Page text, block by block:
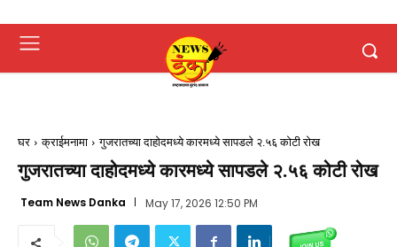
घर क्राईमनामा गुजरातच्या दाहोदमध्ये कारमध्ये सापडले २.५६ कोटी रोख
गुजरातच्या दाहोदमध्ये कारमध्ये सापडले २.५६ कोटी रोख
Team News Danka May 17, 2026 12:50 PM